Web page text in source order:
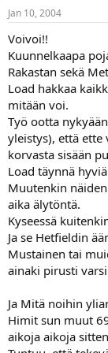
Jan 10, 2004
Voivoi!!
Kuunnelkaapa
Rakastan sekä
Load hakkaa
mitään voi.
Työ ootta
yleistys), että
korvasta sisään
Load täynnä
Muutenkin
aika älytöntä.
Kyseessä
Ja se Hetfieldin
Mustainen tai
ainaki pirusti
Ja Mitä noihin
Himit sun muut
aikoja aikoja